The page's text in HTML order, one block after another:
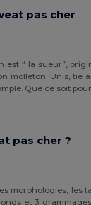
pas cher
est “ la sueur”,
molleton. Unis, tie
Que ce soit
pas cher ?
morphologies,
et 3